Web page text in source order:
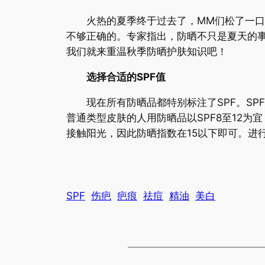
火热的夏季终于过去了，MM们松了一口
不够正确的。专家指出，防晒不只是夏天的
我们就来重温秋季防晒护肤知识吧！
选择合适的SPF值
现在所有防晒品都特别标注了SPF。SPF
普通类型皮肤的人用防晒品以SPF8至12为
接触阳光，因此防晒指数在15以下即可。
SPF 伤疤 疤痕 祛痘 精油 美白